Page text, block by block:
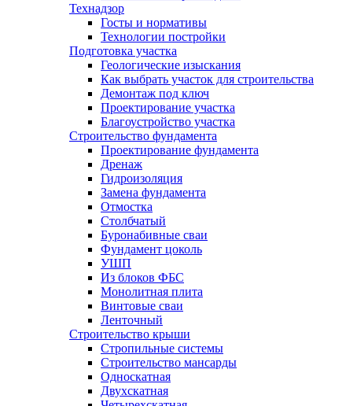
Технадзор
Госты и нормативы
Технологии постройки
Подготовка участка
Геологические изыскания
Как выбрать участок для строительства
Демонтаж под ключ
Проектирование участка
Благоустройство участка
Строительство фундамента
Проектирование фундамента
Дренаж
Гидроизоляция
Замена фундамента
Отмостка
Столбчатый
Буронабивные сваи
Фундамент цоколь
УШП
Из блоков ФБС
Монолитная плита
Винтовые сваи
Ленточный
Строительство крыши
Стропильные системы
Строительство мансарды
Односкатная
Двухскатная